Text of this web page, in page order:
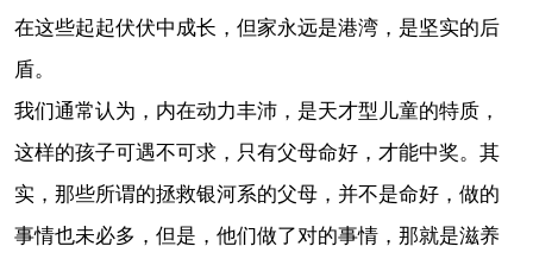
在这些起起伏伏中成长，但家永远是港湾，是坚实的后
盾。
我们通常认为，内在动力丰沛，是天才型儿童的特质，
这样的孩子可遇不可求，只有父母命好，才能中奖。其
实，那些所谓的拯救银河系的父母，并不是命好，做的
事情也未必多，但是，他们做了对的事情，那就是滋养